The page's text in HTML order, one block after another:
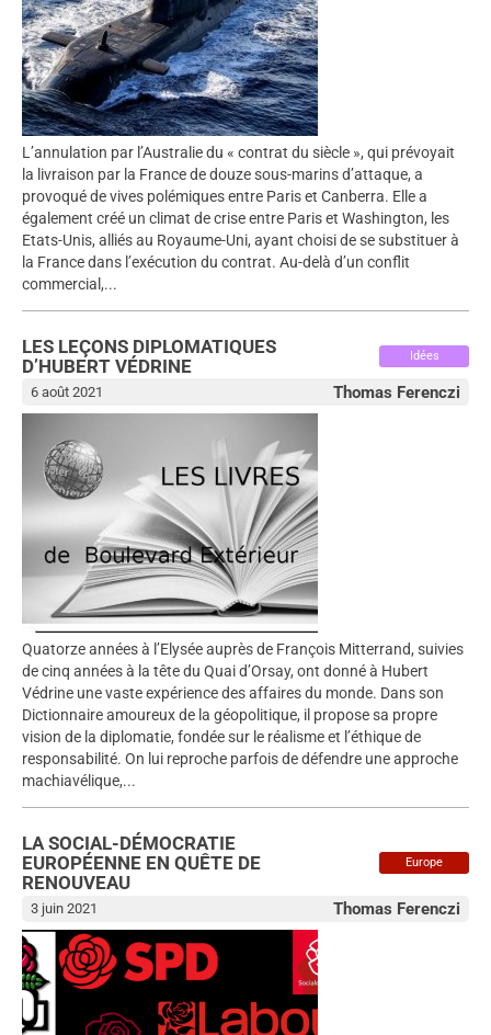
L’annulation par l’Australie du « contrat du siècle », qui prévoyait
la livraison par la France de douze sous-marins d’attaque, a
provoqué de vives polémiques entre Paris et Canberra. Elle a
également créé un climat de crise entre Paris et Washington, les
Etats-Unis, alliés au Royaume-Uni, ayant choisi de se substituer à
la France dans l’exécution du contrat. Au-delà d’un conflit
commercial,...
Idées
LES LEÇONS DIPLOMATIQUES
D’HUBERT VÉDRINE
Thomas Ferenczi
6 août 2021
Quatorze années à l’Elysée auprès de François Mitterrand, suivies
de cinq années à la tête du Quai d’Orsay, ont donné à Hubert
Védrine une vaste expérience des affaires du monde. Dans son
Dictionnaire amoureux de la géopolitique, il propose sa propre
vision de la diplomatie, fondée sur le réalisme et l’éthique de
responsabilité. On lui reproche parfois de défendre une approche
machiavélique,...
Europe
LA SOCIAL-DÉMOCRATIE
EUROPÉENNE EN QUÊTE DE
RENOUVEAU
Thomas Ferenczi
3 juin 2021